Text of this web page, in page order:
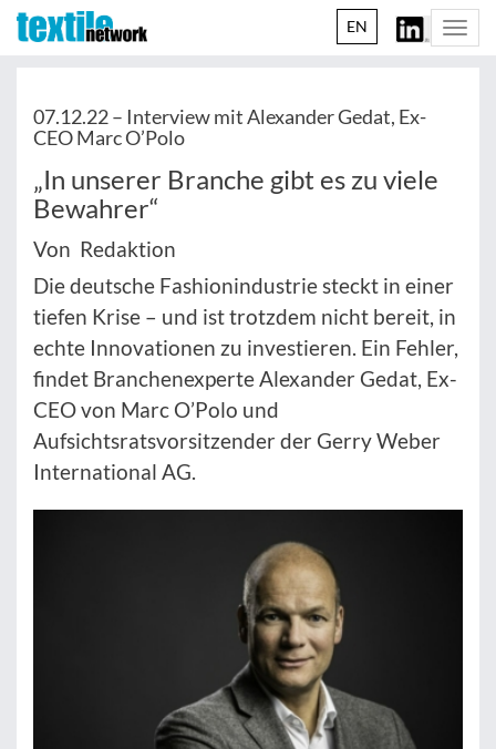
EN
07.12.22 – Interview mit Alexander Gedat, Ex-
CEO Marc O’Polo
„In unserer Branche gibt es zu viele
Bewahrer“
Von Redaktion
Die deutsche Fashionindustrie steckt in einer
tiefen Krise – und ist trotzdem nicht bereit, in
echte Innovationen zu investieren. Ein Fehler,
findet Branchenexperte Alexander Gedat, Ex-
CEO von Marc O’Polo und
Aufsichtsratsvorsitzender der Gerry Weber
International AG.